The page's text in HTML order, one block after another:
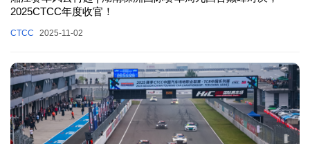
2025CTCC年度收官！
CTCC 2025-11-02